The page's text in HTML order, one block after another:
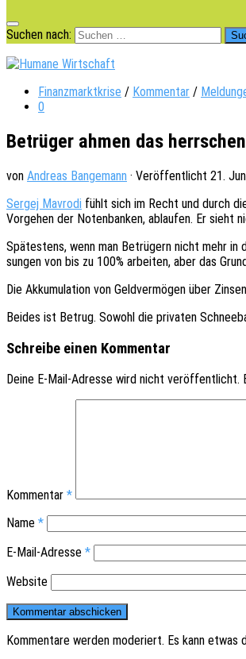
Suchen nach:
Finanzmarktkrise / Kommentar /
0
Betrüger ahmen das
von Andreas Bangemann · Veröffentlicht 21.
Sergej Mavro­di fühlt sich im Recht und durch
Vorge­hen der Noten­ban­ken, ablau­fen. Er sieht
Spätes­tens, wenn man Betrü­gern nicht mehr in
sun­gen von bis zu 100% arbei­ten, aber das
Die Akku­mu­la­ti­on von Geld­ver­mö­gen über
Beides ist Betrug. Sowohl die priva­ten
Schreibe einen Kommentar
Deine E-Mail-Adresse wird nicht veröffentlicht.
Kommentar *
Name *
E-Mail-Adresse *
Website
Kommentare werden moderiert. Es kann etwas